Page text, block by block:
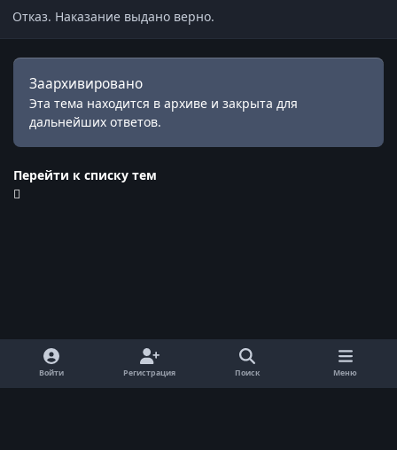
Отказ. Наказание выдано верно.
Заархивировано
Эта тема находится в архиве и закрыта для
дальнейших ответов.
Перейти к списку тем
Войти Регистрация Поиск Меню